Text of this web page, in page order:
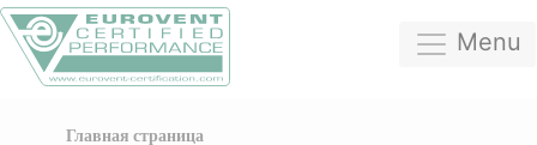
Menu
Главная страница